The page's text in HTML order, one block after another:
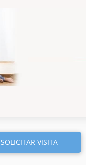
SOLICITAR VISITA